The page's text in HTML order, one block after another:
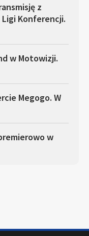
z
Konferencji.
w Motowizji.
Megogo. W
w